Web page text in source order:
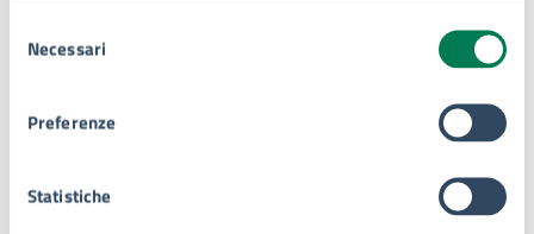
delNecessari
Preferenze
Statistiche
Costi
Evento gratuito